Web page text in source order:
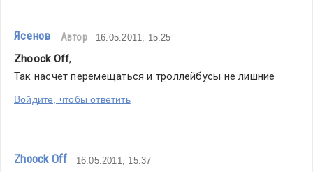
Ясенов Автор 16.05.2011, 15:25
Zhoock Off,
Так насчет перемещаться и троллейбусы не лишние
Войдите, чтобы ответить
Zhoock Off 16.05.2011, 15:37